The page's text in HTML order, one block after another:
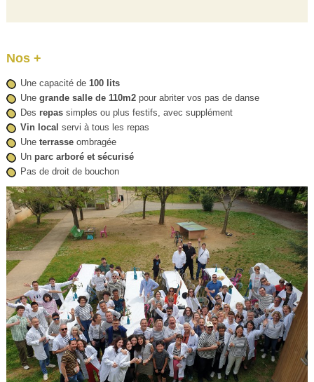
Nos +
Une capacité de 100 lits
Une grande salle de 110m2pour abriter vos pas de danse
Des repassimples ou plus festifs, avec supplément
Vin local servi à tous les repas
Uneterrasseombragée
Unparc arboré et sécurisé
Pas de droit de bouchon